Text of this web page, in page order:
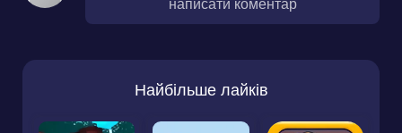
Найбільше лайків